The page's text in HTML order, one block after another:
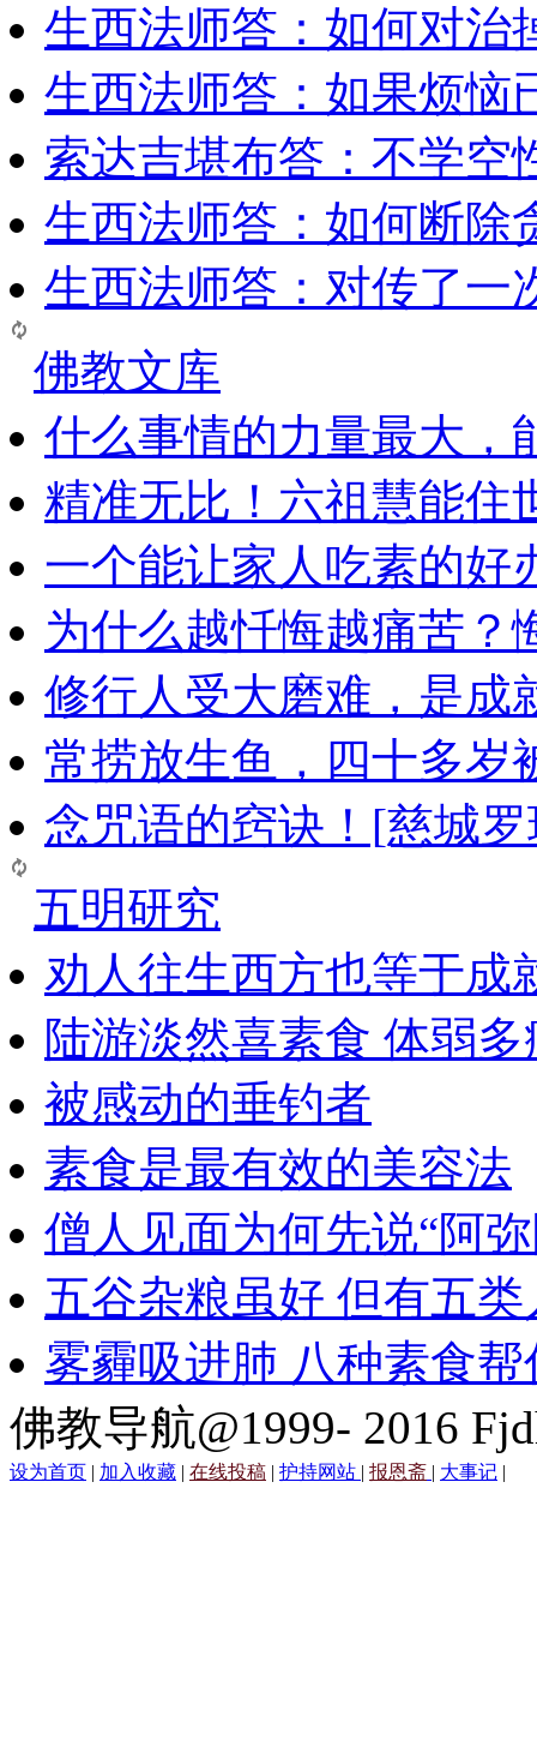
生西法师答：如何对治
生西法师答：如果烦恼
索达吉堪布答：​不学空
生西法师答：如何断除
生西法师答：对传了一
佛教文库
什么事情的力量最大，
精准无比！六祖慧能住
一个能让家人吃素的好
为什么越忏悔越痛苦？
修行人受大磨难，是成
常捞放生鱼，四十多岁
念咒语的窍诀！[慈城
五明研究
劝人往生西方也等于成
陆游淡然喜素食 体弱
被感动的垂钓者
素食是最有效的美容法
僧人见面为何先说“阿
五谷杂粮虽好 但有五
雾霾吸进肺 八种素食帮
佛教导航@1999- 2016
设为首页 | 加入收藏 | 在线投稿 | 护持网站 | 报恩斋 | 大事记 |